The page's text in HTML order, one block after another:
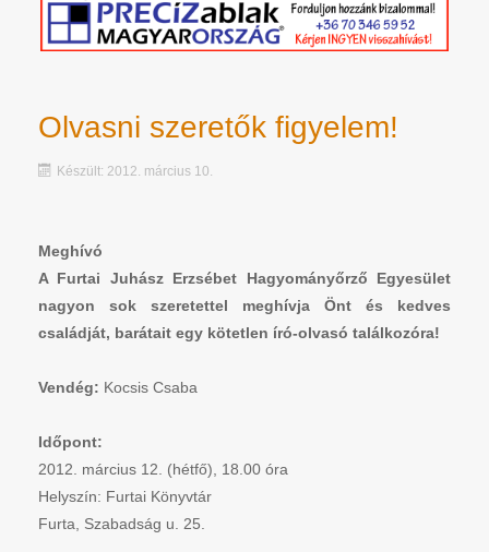
Olvasni szeretők figyelem!
Készült: 2012. március 10.
Meghívó
A Furtai Juhász Erzsébet Hagyományőrző Egyesület
nagyon sok szeretettel meghívja Önt és kedves
családját, barátait egy kötetlen író-olvasó találkozóra!
Vendég: Kocsis Csaba
Időpont:
2012. március 12. (hétfő), 18.00 óra
Helyszín: Furtai Könyvtár
Furta, Szabadság u. 25.